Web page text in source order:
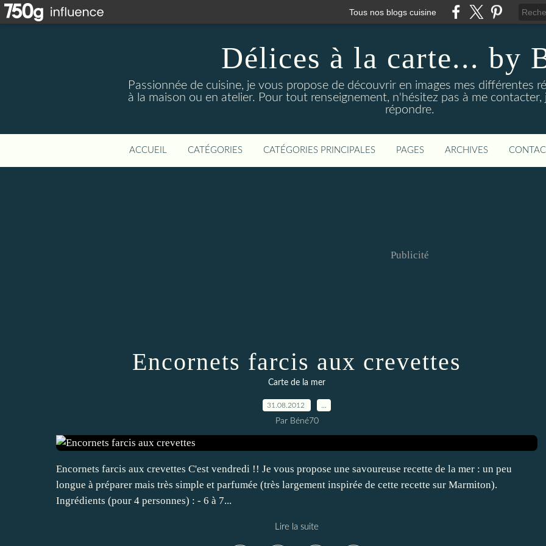
Tous nos blogs cuisine
Délices à la carte... by
Passionnée de cuisine, je vous propose de découvrir en images mes différentes
à la maison ou en atelier. Pour tout renseignement, n'hésitez pas à me
répondre.
ACCUEIL CATÉGORIES CATÉGORIES PRINCIPALES PAGES ARCHIVES
Publicité
Encornets farcis aux crevettes
Carte de la mer
31.08.2012
Par Béné70
Encornets farcis aux crevettes C'est vendredi !! Je vous propose une savoureuse recette de la mer : un peu
longue à préparer mais très simple et parfumée (très largement inspirée de cette recette sur Marmiton).
Ingrédients (pour 4 personnes) : - 6 à 7...
Lire la suite